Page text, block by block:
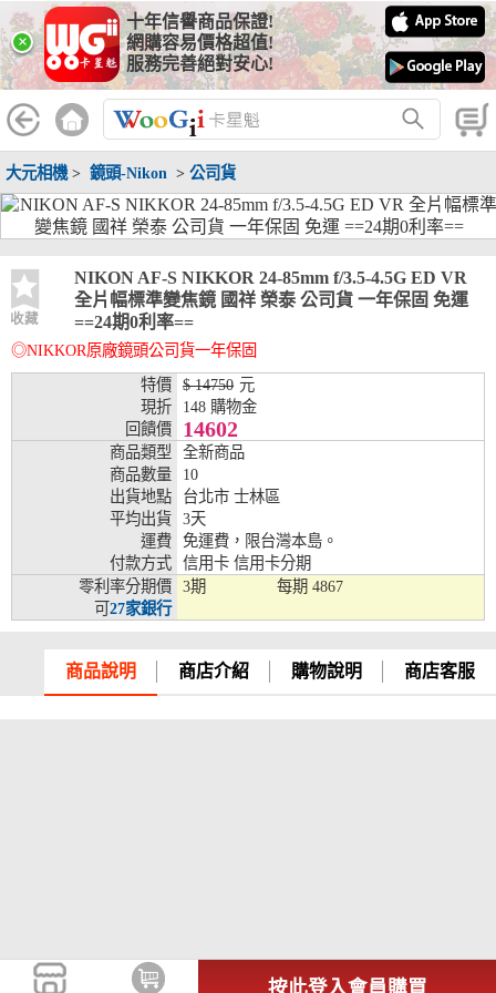
×
十年信譽商品保證!
網購容易價格超值!
服務完善絕對安心!
大元相機 > 鏡頭-Nikon > 公司貨
收藏
NIKON AF-S NIKKOR 24-85mm f/3.5-4.5G ED VR
全片幅標準變焦鏡 國祥 榮泰 公司貨 一年保固 免運
==24期0利率==
◎NIKKOR原廠鏡頭公司貨一年保固
特價
$ 14750 元
現折
148 購物金
回饋價
14602
商品類型
全新商品
商品數量
10
出貨地點
台北市 士林區
平均出貨
3天
運費
免運費，限台灣本島。
付款方式
信用卡 信用卡分期
零利率分期價
可27家銀行
3期 每期 4867
商品說明 商店介紹 購物說明 商店客服
按此登入會員購買
線上分期銀行
WooGii 與 綠界 合作，『信用卡分期付款』 與 『信用卡零利率
分期付款』 的配合銀行如下：
分期期數 提供分期之銀行
兆豐銀行、合作金庫、第一銀行、華南銀行、
彰化銀行、上海銀行、富邦銀行、國泰世華、
台灣企銀、台中銀行、匯豐銀行、華泰銀行、
銀、元大銀行、永豐銀行、玉山銀行、凱基銀
行、星展銀行、台新銀行、安泰銀行、中國信
託、台灣樂天、三信商銀
兆豐銀行、合作金庫、第一銀行、華南銀行、
彰化銀行、上海銀行、富邦銀行、國泰世華、
台灣企銀、台中銀行、匯豐銀行、華泰銀行、
臺灣新光銀行、陽信銀行、聯邦銀行、遠東商
銀、元大銀行、永豐銀行、玉山銀行、凱基銀
行、星展銀行、台新銀行、安泰銀行、中國信
託、台灣樂天、三信商銀
兆豐銀行、合作金庫、第一銀行、華南銀行、
彰化銀行、上海銀行、富邦銀行、國泰世華、
台灣企銀、台中銀行、匯豐銀行、華泰銀行、
臺灣新光銀行、陽信銀行、聯邦銀行、遠東商
銀、元大銀行、永豐銀行、玉山銀行、凱基銀
兆豐銀行、合作金庫、第一銀行、華南銀行、